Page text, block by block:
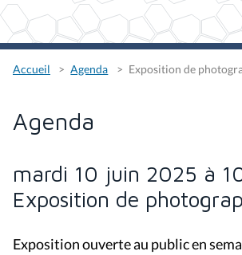
Accueil Agenda Exposition de
Agenda
mardi 10 juin 2025 à
Exposition de
Exposition ouverte au public en